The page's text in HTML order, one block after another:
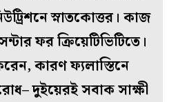
স্নাতকোত্তর। কাজ
ফর ক্রিয়েটিভিটিতে।
কারণ ফ্যলাস্তিনে
দুইয়েরই সবাক সাক্ষী